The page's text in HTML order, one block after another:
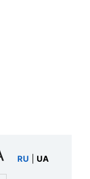
RU UA